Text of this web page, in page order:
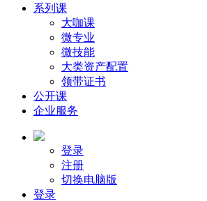
系列课
大咖课
微专业
微技能
大类资产配置
领带证书
公开课
企业服务
登录
注册
切换电脑版
登录